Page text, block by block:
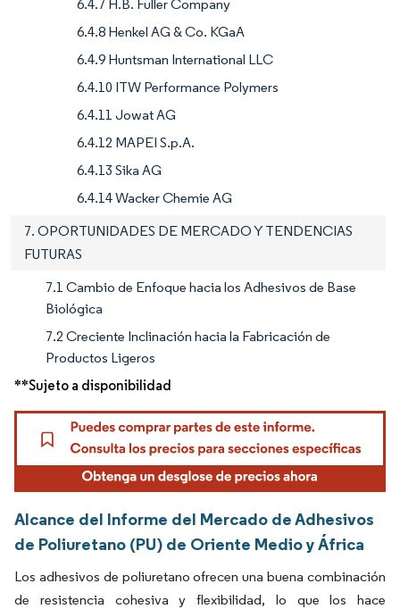
6.4.7 H.B. Fuller Company
6.4.8 Henkel AG & Co. KGaA
6.4.9 Huntsman International LLC
6.4.10 ITW Performance Polymers
6.4.11 Jowat AG
6.4.12 MAPEI S.p.A.
6.4.13 Sika AG
6.4.14 Wacker Chemie AG
7. OPORTUNIDADES DE MERCADO Y TENDENCIAS
FUTURAS
7.1 Cambio de Enfoque hacia los Adhesivos de Base
Biológica
7.2 Creciente Inclinación hacia la Fabricación de
Productos Ligeros
**Sujeto a disponibilidad
Alcance del Informe del Mercado de Adhesivos
de Poliuretano (PU) de Oriente Medio y África
Los adhesivos de poliuretano ofrecen una buena combinación
de resistencia cohesiva y flexibilidad, lo que los hace